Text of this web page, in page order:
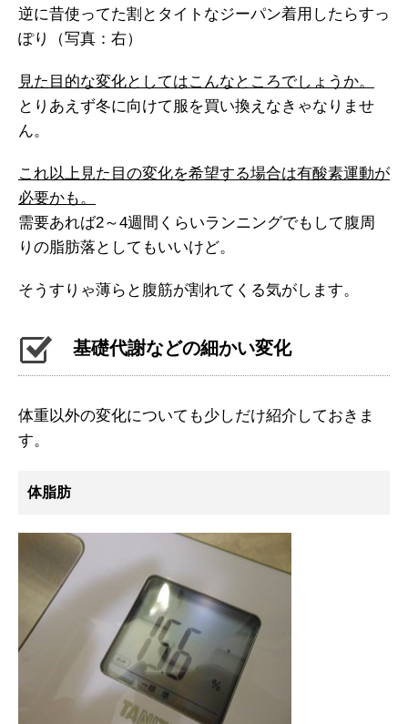
逆に昔使ってた割とタイトなジーパン着用したらすっ
ぽり（写真：右）
見た目的な変化としてはこんなところでしょうか。
とりあえず冬に向けて服を買い換えなきゃなりませ
ん。
これ以上見た目の変化を希望する場合は有酸素運動が
必要かも。
需要あれば2～4週間くらいランニングでもして腹周
りの脂肪落としてもいいけど。
そうすりゃ薄らと腹筋が割れてくる気がします。
基礎代謝などの細かい変化
体重以外の変化についても少しだけ紹介しておきま
す。
体脂肪